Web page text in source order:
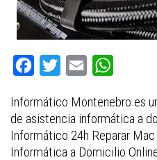
c
e
b
i
t
t
a
i
l
a
t
s
Informático Montenebro es
de asistencia informática a
Informático 24h Reparar
Informática a Domicilio